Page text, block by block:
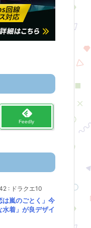
Feedly
: ドラクエ10
は嵐のごとく」今
着」が良デザイ